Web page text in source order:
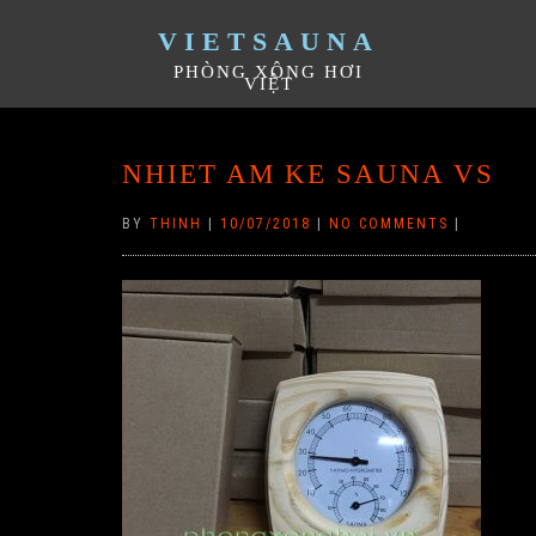
VIETSAUNA
PHÒNG XÔNG HƠI
VIỆT
NHIET AM KE SAUNA VS
BY THINH 10/07/2018 NO COMMENTS